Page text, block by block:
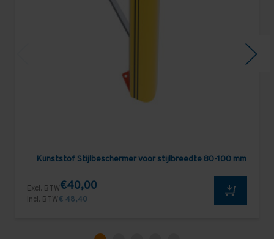
Kunststof Stijlbeschermer voor stijlbreedte 80-100 mm
Excl. BTW€40,00
Incl. BTW€ 48,40